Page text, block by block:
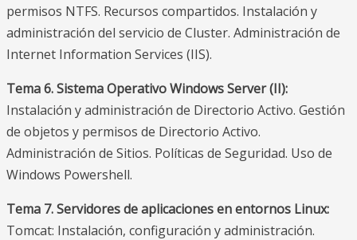
permisos NTFS. Recursos compartidos. Instalación y
administración del servicio de Cluster. Administración de
Internet Information Services (IIS).
Tema 6. Sistema Operativo Windows Server (II):
Instalación y administración de Directorio Activo. Gestión
de objetos y permisos de Directorio Activo.
Administración de Sitios. Políticas de Seguridad. Uso de
Windows Powershell.
Tema 7. Servidores de aplicaciones en entornos Linux:
Tomcat: Instalación, configuración y administración.